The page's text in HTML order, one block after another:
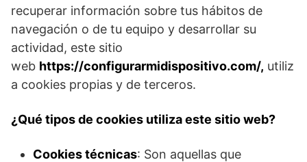
recuperar información sobre tus hábitos de
navegación o de tu equipo y desarrollar su
actividad, este sitio
web https://configurarmidispositivo.com/, utiliz
a cookies propias y de terceros.
¿Qué tipos de cookies utiliza este sitio web?
Cookies técnicas: Son aquellas que